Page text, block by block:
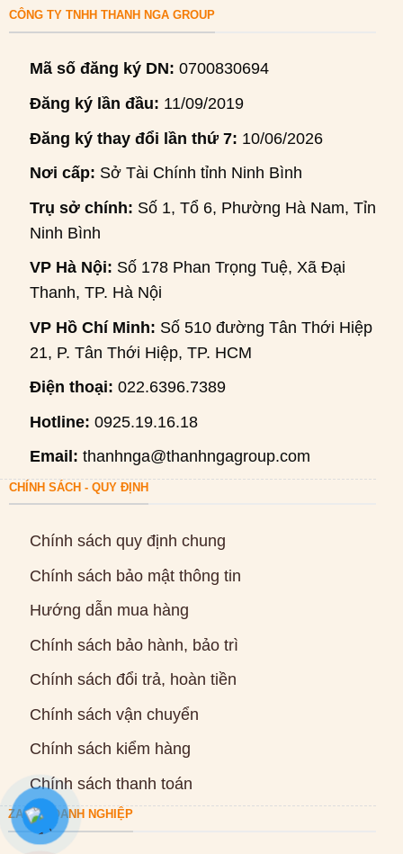
CÔNG TY TNHH THANH NGA GROUP
Mã số đăng ký DN: 0700830694
Đăng ký lần đầu: 11/09/2019
Đăng ký thay đổi lần thứ 7: 10/06/2026
Nơi cấp: Sở Tài Chính tỉnh Ninh Bình
Trụ sở chính: Số 1, Tổ 6, Phường Hà Nam, Tỉnh
Ninh Bình
VP Hà Nội: Số 178 Phan Trọng Tuệ, Xã Đại
Thanh, TP. Hà Nội
VP Hồ Chí Minh: Số 510 đường Tân Thới Hiệp
21, P. Tân Thới Hiệp, TP. HCM
Điện thoại: 022.6396.7389
Hotline: 0925.19.16.18
Email: thanhnga@thanhngagroup.com
CHÍNH SÁCH - QUY ĐỊNH
Chính sách quy định chung
Chính sách bảo mật thông tin
Hướng dẫn mua hàng
Chính sách bảo hành, bảo trì
Chính sách đổi trả, hoàn tiền
Chính sách vận chuyển
Chính sách kiểm hàng
Chính sách thanh toán
ZALO DOANH NGHIỆP